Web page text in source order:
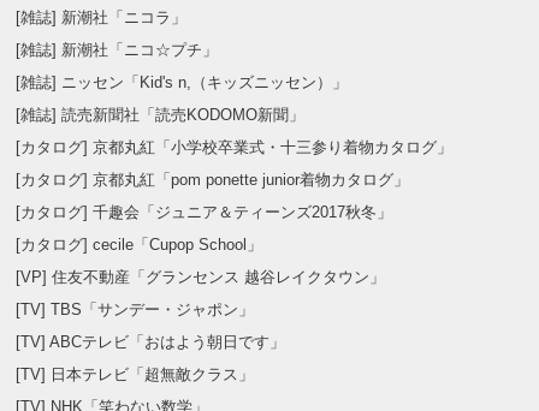
[雑誌] 新潮社「ニコラ」
[雑誌] 新潮社「ニコ☆プチ」
[雑誌] ニッセン「Kid's n,（キッズニッセン）」
[雑誌] 読売新聞社「読売KODOMO新聞」
[カタログ] 京都丸紅「小学校卒業式・十三参り着物カタログ」
[カタログ] 京都丸紅「pom ponette junior着物カタログ」
[カタログ] 千趣会「ジュニア＆ティーンズ2017秋冬」
[カタログ] cecile「Cupop School」
[VP] 住友不動産「グランセンス 越谷レイクタウン」
[TV] TBS「サンデー・ジャポン」
[TV] ABCテレビ「おはよう朝日です」
[TV] 日本テレビ「超無敵クラス」
[TV] NHK「笑わない数学」